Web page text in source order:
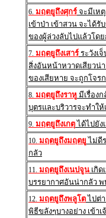
6. มฤตยูถึงศุกร์ จะมีเห
เข้าป่า เข้าสวน จะไ
ของผู้ล่วงลับไปแล้วโด
7. มฤตยูถึงเสาร์ ระวังเ
สิ่งอันหน้าหวาดเสียวน่
ของเสียหาย จะถูกโจร
8. มฤตยูถึงราหู มีเรื่อง
บุตรและบริวารจะทำใ
9. มฤตยูถึงเกตุได้ไปยัง
10. มฤตยูถึงมฤตยู ไม่ดี
กลัว
11. มฤตยูถึงเนปจูน เกิ
บรรยากาศอันน่ากลัว
12. มฤตยูถึงพลูโตไปต่
พิธีขลังๆบางอย่าง เข้าเ